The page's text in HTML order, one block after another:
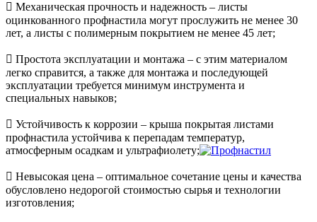
​ Механическая прочность и надежность – листы
оцинкованного профнастила могут прослужить не менее 30
лет, а листы с полимерным покрытием не менее 45 лет;
​ Простота эксплуатации и монтажа – с этим материалом
легко справится, а также для монтажа и последующей
эксплуатации требуется минимум инструмента и
специальных навыков;
​ Устойчивость к коррозии – крыша покрытая листами
профнастила устойчива к перепадам температур,
атмосферным осадкам и ультрафиолету;
​ Невысокая цена – оптимальное сочетание цены и качества
обусловлено недорогой стоимостью сырья и технологии
изготовления;